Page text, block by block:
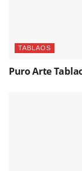
TABLAOS
Puro Arte